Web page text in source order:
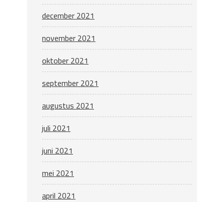
december 2021
november 2021
oktober 2021
september 2021
augustus 2021
juli 2021
juni 2021
mei 2021
april 2021